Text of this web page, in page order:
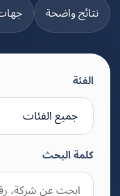
واضحة جهات
كلمة البحث